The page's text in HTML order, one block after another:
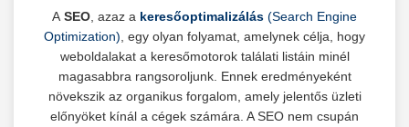
A SEO , azaz a keresőoptimalizálás (Search Engine
Optimization) , egy olyan folyamat, amelynek célja, hogy
weboldalakat a keresőmotorok találati listáin minél
magasabbra rangsoroljunk. Ennek eredményeként
növekszik az organikus forgalom, amely jelentős üzleti
előnyöket kínál a cégek számára. A SEO nem csupán